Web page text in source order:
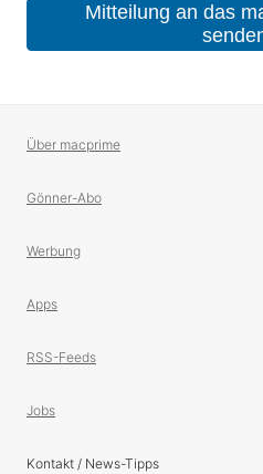
Mitteilung an das
Über macprime
Gönner-Abo
Werbung
Apps
RSS-Feeds
Jobs
Kontakt / News-Tipps